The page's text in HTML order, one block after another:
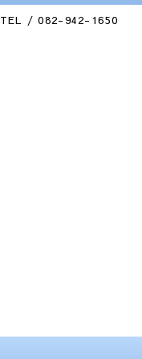
TEL / 082-942-1650